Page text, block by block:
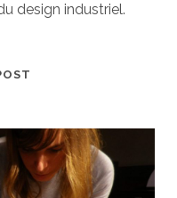
design industriel.
LES
RÉSULTATS!